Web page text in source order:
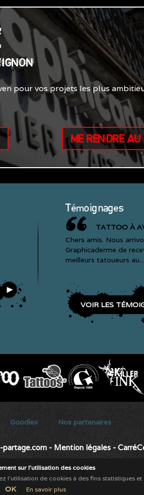
pour vos projets les plus
ME RENDRE
Témoignages
TATTOO À
Chers amis. Nous
Graphicaderme de
meilleurs tatoueurs au...
VOIR LES
Goodies Nos partenaires
- Mention légales -
-Salon de thé -coffee shop -Restauration
sur l'utilisation des cookies
l'utilisation de cookies à des fins statistiques
OK En savoir plus